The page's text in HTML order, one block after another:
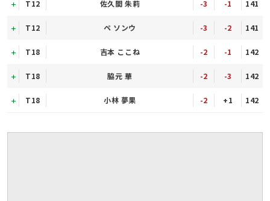
T12 佐久間 朱莉 -3 -1 141
T12 ペ ソンウ -3 -2 141
T18 吉本 ここね -2 -1 142
T18 脇元 華 -2 -3 142
T18 小林 夢果 -2 +1 142